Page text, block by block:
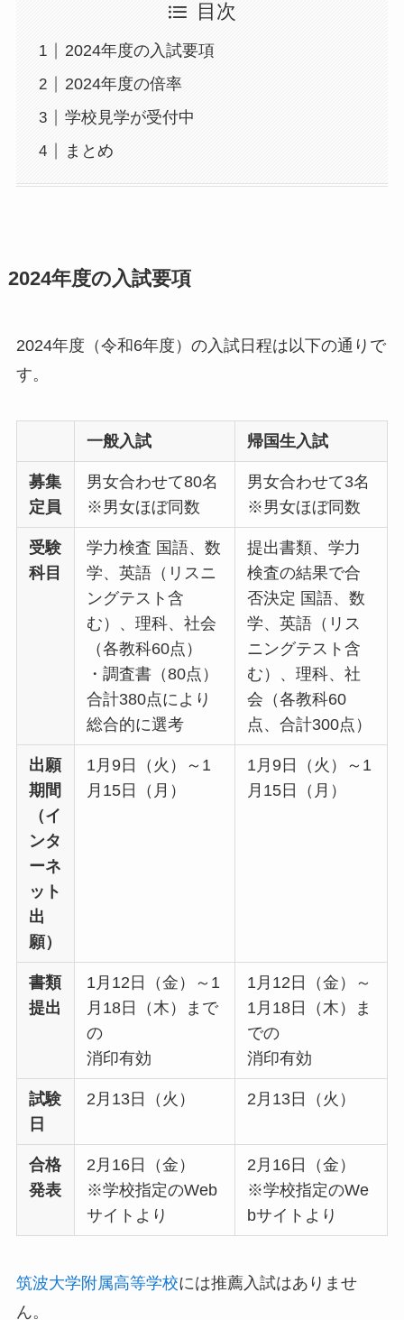
目次
2024年度の入試要項
2024年度の倍率
学校見学が受付中
まとめ
2024年度の入試要項
2024年度（令和6年度）の入試日程は以下の通りで
す。
一般入試 帰国生入試
募集
定員
男⼥合わせて80名
※男女ほぼ同数
男⼥合わせて3名
※男女ほぼ同数
受験
科目
学力検査 国語、数
学、英語（リスニ
ングテスト含
む）、理科、社会
（各教科60点）
・調査書（80点）
合計380点により
総合的に選考
提出書類、学力
検査の結果で合
否決定 国語、数
学、英語（リス
ニングテスト含
む）、理科、社
会（各教科60
点、合計300点）
出願
期間
（イ
ンタ
ーネ
ット
出
願）
1月9日（火）～1
月15日（月）
1月9日（火）～1
月15日（月）
書類
提出
1月12日（金）～1
月18日（木）まで
の
消印有効
1月12日（金）～
1月18日（木）ま
での
消印有効
試験
日
2月13日（火） 2月13日（火）
合格
発表
2月16日（金）
※学校指定のWeb
サイトより
2月16日（金）
※学校指定のWe
bサイトより
筑波大学附属高等学校には推薦入試はありませ
ん。